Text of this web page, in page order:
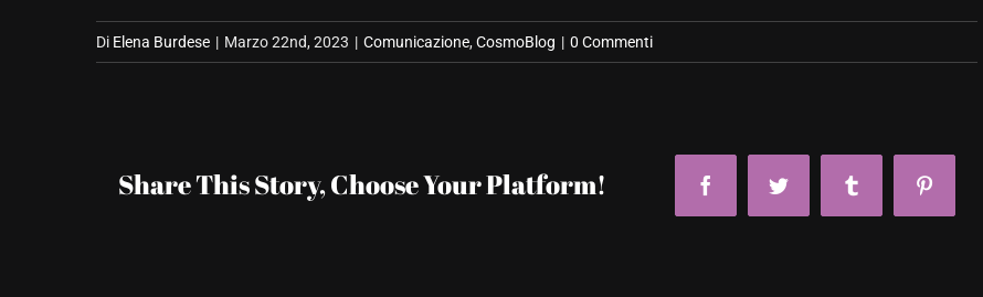
Di Elena Burdese | Marzo 22nd, 2023 | Comunicazione,CosmoBlog | 0 Commenti
Share This Story, Choose Your Platform! FacebookTwitter Tumblr Pinterest